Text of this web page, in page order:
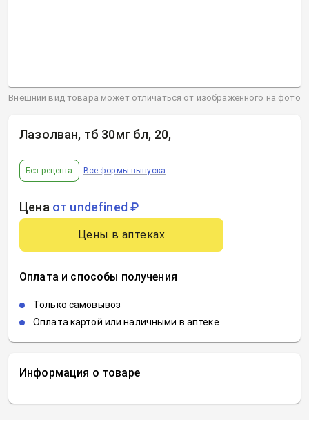
Информация о товаре
Лазолван, тб 30мг бл, 20,
Без рецепта Все формы выпуска
Цена от undefined ₽
Цены в аптеках
Оплата и способы получения
Только самовывоз
Оплата картой или наличными в аптеке
Внешний вид товара может отличаться от изображенного на фото